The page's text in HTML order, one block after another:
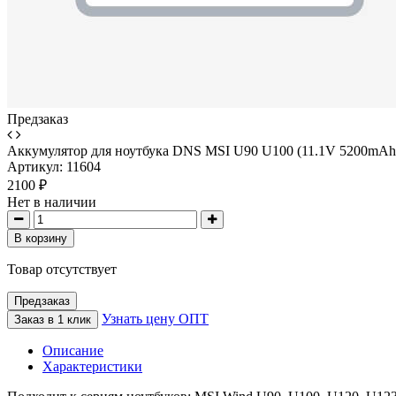
Предзаказ
Аккумулятор для ноутбука DNS MSI U90 U100 (11.1V
Артикул: 11604
2100 ₽
Нет в наличии
В корзину
Товар отсутствует
Предзаказ
Заказ в 1 клик
Узнать цену ОПТ
Описание
Характеристики